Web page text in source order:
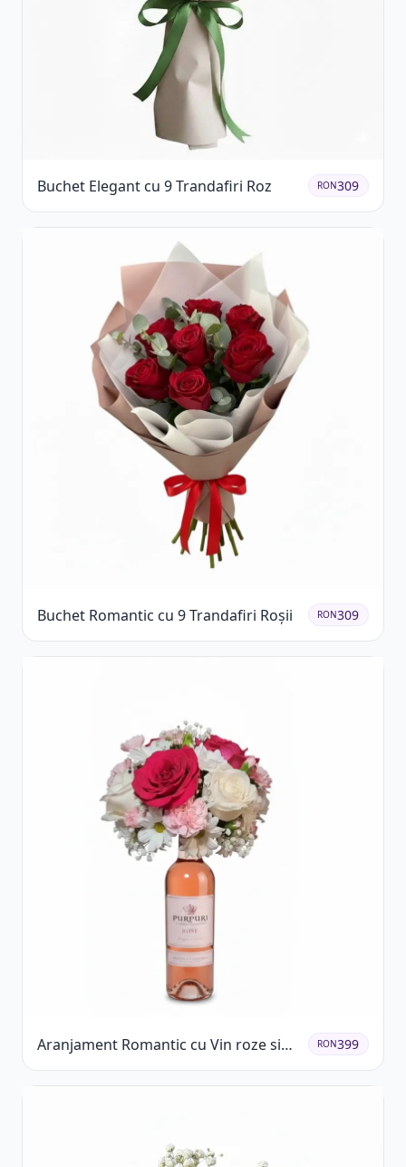
Buchet Elegant cu 9 Trandafiri Roz RON309
Buchet Romantic cu 9 Trandafiri Roșii RON309
Aranjament Romantic cu Vin roze si
Flori pastel
RON399